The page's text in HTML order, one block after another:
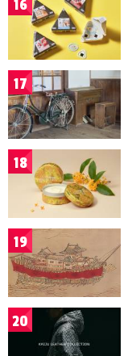
16
17
18
19
20